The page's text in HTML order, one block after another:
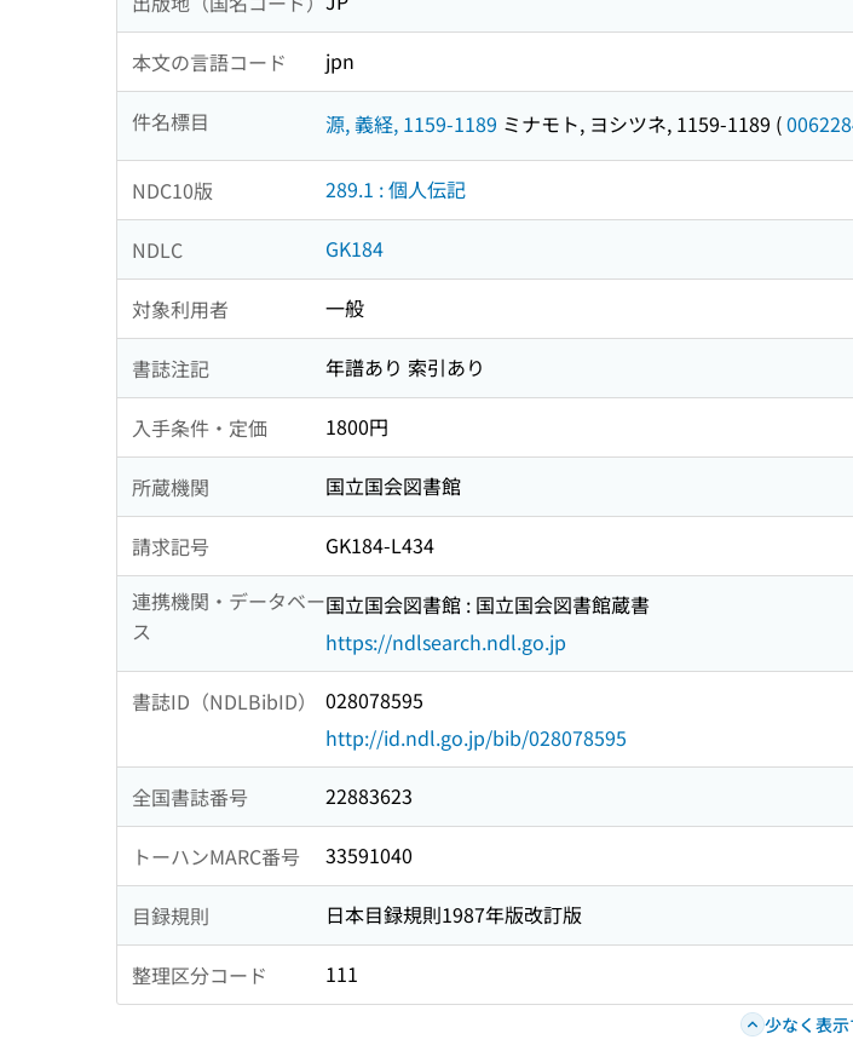
本文の言語コード jpn
件名標目 源, 義経, 1159-1189 ミナモト, ヨシツネ, 1159-1189 (
NDC10版 289.1 : 個人伝記
NDLC GK184
対象利用者 一般
書誌注記 年譜あり 索引あり
入手条件・定価 1800円
所蔵機関 国立国会図書館
請求記号
GK184-L434
連携機関・データベー
ス
国立国会図書館 : 国立国会図書館蔵書
https://ndlsearch.ndl.go.jp
書誌ID（NDLBibID）
028078595
http://id.ndl.go.jp/bib/028078595
全国書誌番号 22883623
トーハンMARC番号 33591040
目録規則 日本目録規則1987年版改訂版
整理区分コード 111
少なく表示